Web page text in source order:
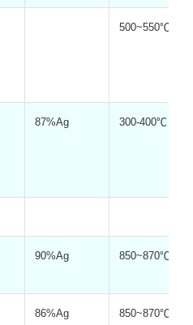
500~550℃
87%Ag 300-400℃
90%Ag 850~870℃
86%Ag 850~870℃